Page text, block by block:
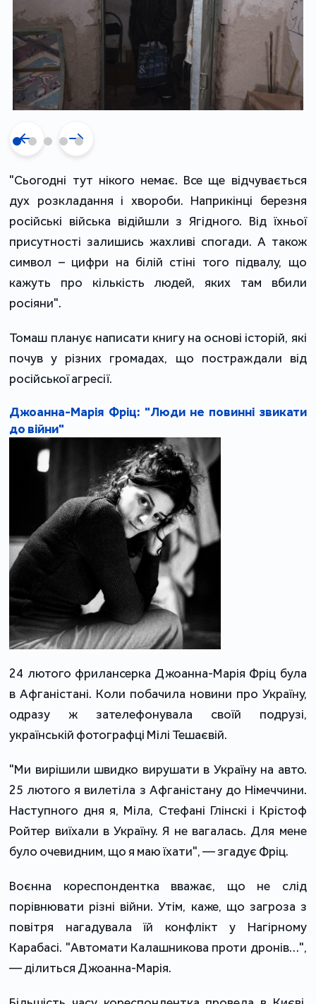
"Сьогодні тут нікого немає. Все ще відчувається
дух розкладання і хвороби. Наприкінці березня
російські війська відійшли з Ягідного. Від їхньої
присутності залишись жахливі спогади. А також
символ – цифри на білій стіні того підвалу, що
кажуть про кількість людей, яких там вбили
росіяни".
Томаш планує написати книгу на основі історій, які
почув у різних громадах, що постраждали від
російської агресії.
Джоанна-Марія Фріц: "Люди не повинні звикати
до війни"
24 лютого фрилансерка Джоанна-Марія Фріц була
в Афганістані. Коли побачила новини про Україну,
одразу ж зателефонувала своїй подрузі,
українській фотографці Мілі Тешаєвій.
"Ми вирішили швидко вирушати в Україну на авто.
25 лютого я вилетіла з Афганістану до Німеччини.
Наступного дня я, Міла, Стефані Глінскі і Крістоф
Ройтер виїхали в Україну. Я не вагалась. Для мене
було очевидним, що я маю їхати", — згадує Фріц.
Воєнна кореспондентка вважає, що не слід
порівнювати різні війни. Утім, каже, що загроза з
повітря нагадувала їй конфлікт у Нагірному
Карабасі. "Автомати Калашникова проти дронів…",
— ділиться Джоанна-Марія.